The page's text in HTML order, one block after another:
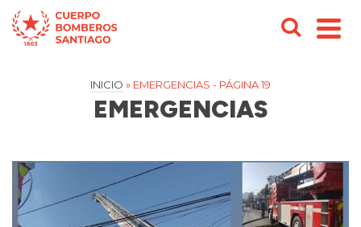
INICIO » EMERGENCIAS - PÁGINA 19
EMERGENCIAS